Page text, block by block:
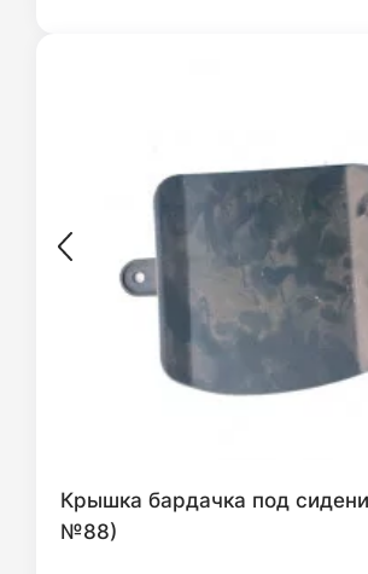
Крышка бардачка под
№88)